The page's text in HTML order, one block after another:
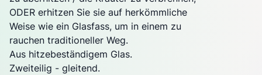
ODER erhitzen Sie sie auf herkömmliche
Weise wie ein Glasfass, um in einem zu
rauchen traditioneller Weg.
Aus hitzebeständigem Glas.
Zweiteilig - gleitend.